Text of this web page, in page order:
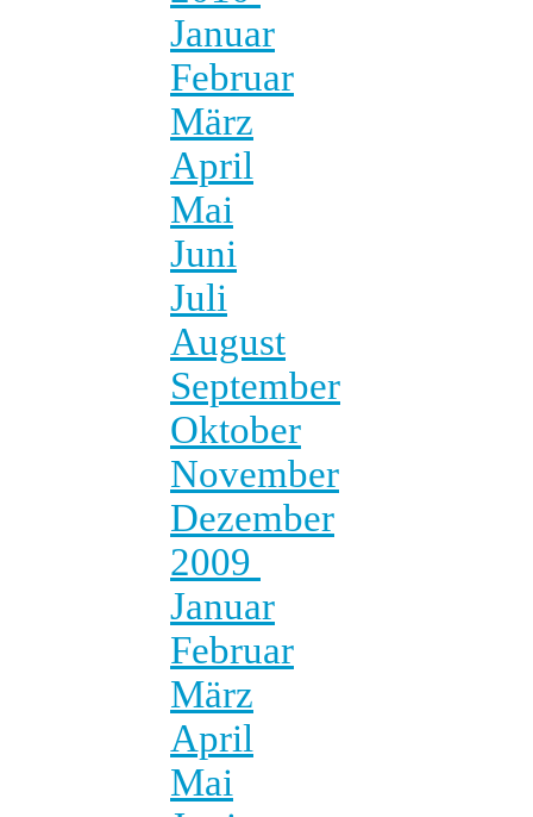
Januar
Februar
März
April
Mai
Juni
Juli
August
September
Oktober
November
Dezember
2009
Januar
Februar
März
April
Mai